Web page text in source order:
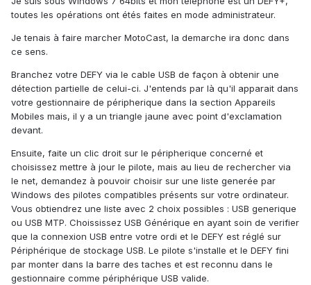
toutes les opérations ont étés faites en mode administrateur.
Je tenais à faire marcher MotoCast, la demarche ira donc dans
ce sens.
Branchez votre DEFY via le cable USB de façon à obtenir une
détection partielle de celui-ci. J'entends par là qu'il apparait dans
votre gestionnaire de péripherique dans la section Appareils
Mobiles mais, il y a un triangle jaune avec point d'exclamation
devant.
Ensuite, faite un clic droit sur le péripherique concerné et
choisissez mettre à jour le pilote, mais au lieu de rechercher via
le net, demandez à pouvoir choisir sur une liste generée par
Windows des pilotes compatibles présents sur votre ordinateur.
Vous obtiendrez une liste avec 2 choix possibles : USB generique
ou USB MTP. Choississez USB Générique en ayant soin de verifier
que la connexion USB entre votre ordi et le DEFY est réglé sur
Périphérique de stockage USB. Le pilote s'installe et le DEFY fini
par monter dans la barre des taches et est reconnu dans le
gestionnaire comme périphérique USB valide.